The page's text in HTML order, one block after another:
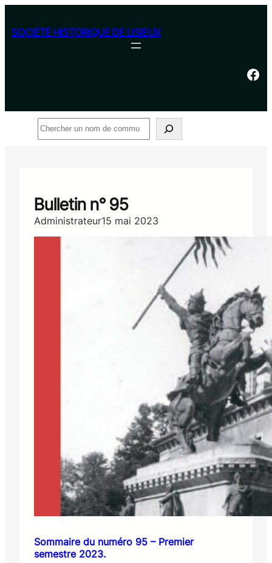
contenu
SOCIÉTÉ HISTORIQUE DE LISIEUX
Facebook
Rechercher
Bulletin n° 95
Administrateur15 mai 2023
Sommaire du numéro 95 – Premier
semestre 2023.